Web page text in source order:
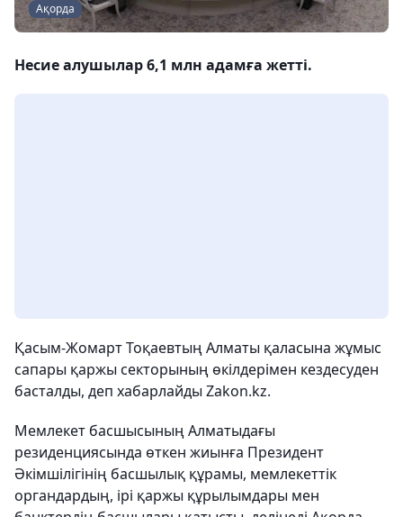
Ақорда
Несие алушылар 6,1 млн адамға жетті.
Қасым-Жомарт Тоқаевтың Алматы қаласына жұмыс
сапары қаржы секторының өкілдерімен кездесуден
басталды, деп хабарлайды Zakon.kz.
Мемлекет басшысының Алматыдағы
резиденциясында өткен жиынға Президент
Әкімшілігінің басшылық құрамы, мемлекеттік
органдардың, ірі қаржы құрылымдары мен